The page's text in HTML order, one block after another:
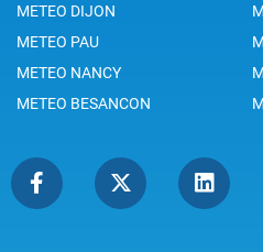
METEO DIJON
METEO PAU
METEO NANCY
METEO BESANCON